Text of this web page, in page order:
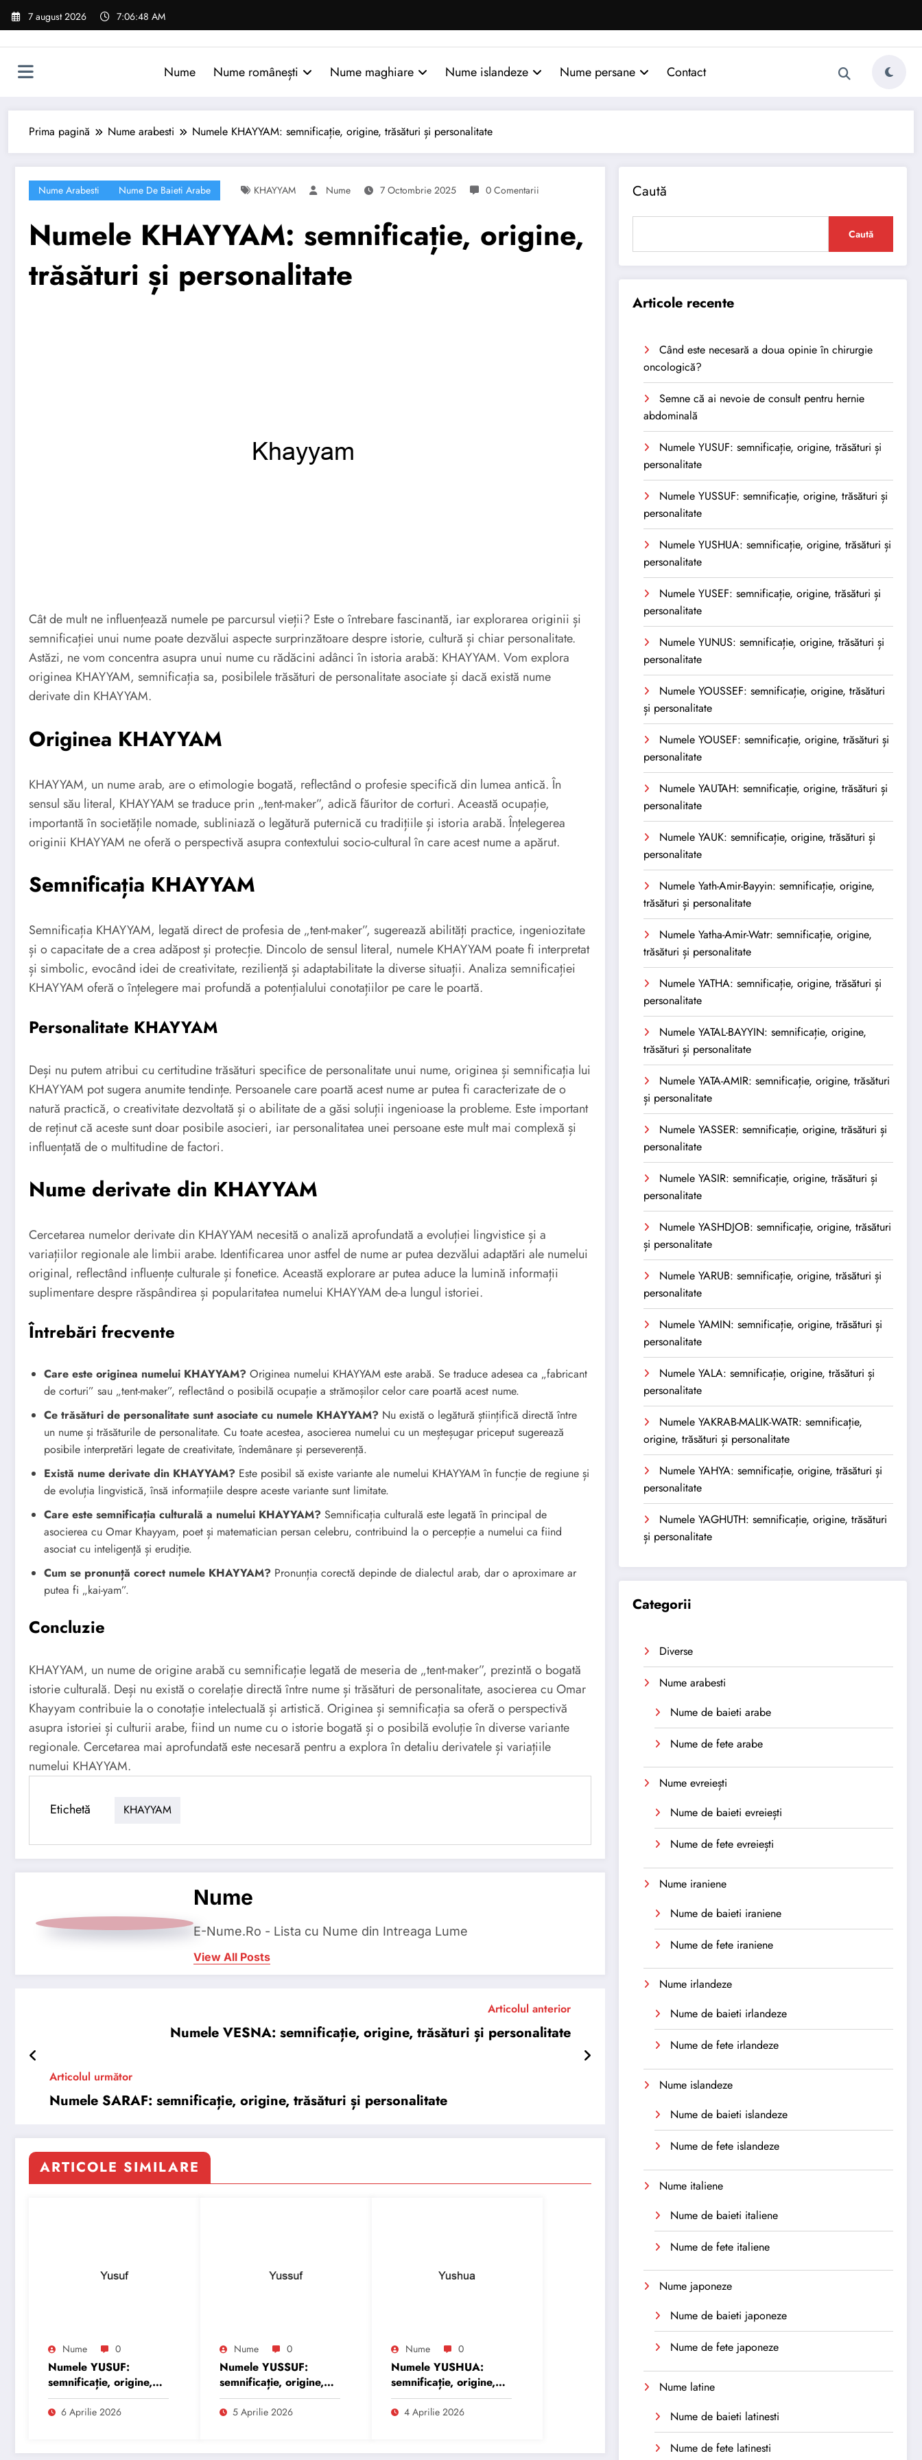
Sari
7 august 2026 7:06:49 AM
Nume Nume românești Nume maghiare Nume islandeze Nume persane Contact
Prima pagină Nume arabesti Numele KHAYYAM: semnificație, origine, trăsături și personalitate
Nume Arabesti Nume De Baieti Arabe KHAYYAM Nume 7 Octombrie 2025 0 Comentarii
Numele KHAYYAM: semnificație, origine,
trăsături și personalitate
Cât de mult ne influențează numele pe parcursul vieții? Este o întrebare fascinantă, iar explorarea originii și
semnificației unui nume poate dezvălui aspecte surprinzătoare despre istorie, cultură și chiar personalitate.
Astăzi, ne vom concentra asupra unui nume cu rădăcini adânci în istoria arabă: KHAYYAM. Vom explora
originea KHAYYAM, semnificația sa, posibilele trăsături de personalitate asociate și dacă există nume
derivate din KHAYYAM.
Originea KHAYYAM
KHAYYAM, un nume arab, are o etimologie bogată, reflectând o profesie specifică din lumea antică. În
sensul său literal, KHAYYAM se traduce prin „tent-maker”, adică făuritor de corturi. Această ocupație,
importantă în societățile nomade, subliniază o legătură puternică cu tradițiile și istoria arabă. Înțelegerea
originii KHAYYAM ne oferă o perspectivă asupra contextului socio-cultural în care acest nume a apărut.
Semnificația KHAYYAM
Semnificația KHAYYAM, legată direct de profesia de „tent-maker”, sugerează abilități practice, ingeniozitate
și o capacitate de a crea adăpost și protecție. Dincolo de sensul literal, numele KHAYYAM poate fi interpretat
și simbolic, evocând idei de creativitate, reziliență și adaptabilitate la diverse situații. Analiza semnificației
KHAYYAM oferă o înțelegere mai profundă a potențialului conotațiilor pe care le poartă.
Personalitate KHAYYAM
Deși nu putem atribui cu certitudine trăsături specifice de personalitate unui nume, originea și semnificația lui
KHAYYAM pot sugera anumite tendințe. Persoanele care poartă acest nume ar putea fi caracterizate de o
natură practică, o creativitate dezvoltată și o abilitate de a găsi soluții ingenioase la probleme. Este important
de reținut că aceste sunt doar posibile asocieri, iar personalitatea unei persoane este mult mai complexă și
influențată de o multitudine de factori.
Nume derivate din KHAYYAM
Cercetarea numelor derivate din KHAYYAM necesită o analiză aprofundată a evoluției lingvistice și a
variațiilor regionale ale limbii arabe. Identificarea unor astfel de nume ar putea dezvălui adaptări ale numelui
original, reflectând influențe culturale și fonetice. Această explorare ar putea aduce la lumină informații
suplimentare despre răspândirea și popularitatea numelui KHAYYAM de-a lungul istoriei.
Întrebări frecvente
Care este originea numelui KHAYYAM? Originea numelui KHAYYAM este arabă. Se traduce adesea ca „fabricant
de corturi” sau „tent-maker”, reflectând o posibilă ocupație a strămoșilor celor care poartă acest nume.
Ce trăsături de personalitate sunt asociate cu numele KHAYYAM? Nu există o legătură științifică directă între
un nume și trăsăturile de personalitate. Cu toate acestea, asocierea numelui cu un meșteșugar priceput sugerează
posibile interpretări legate de creativitate, îndemânare și perseverență.
Există nume derivate din KHAYYAM? Este posibil să existe variante ale numelui KHAYYAM în funcție de regiune și
de evoluția lingvistică, însă informațiile despre aceste variante sunt limitate.
Care este semnificația culturală a numelui KHAYYAM? Semnificația culturală este legată în principal de
asocierea cu Omar Khayyam, poet și matematician persan celebru, contribuind la o percepție a numelui ca fiind
asociat cu inteligență și erudiție.
Cum se pronunță corect numele KHAYYAM? Pronunția corectă depinde de dialectul arab, dar o aproximare ar
putea fi „kai-yam”.
Concluzie
KHAYYAM, un nume de origine arabă cu semnificație legată de meseria de „tent-maker”, prezintă o bogată
istorie culturală. Deși nu există o corelație directă între nume și trăsături de personalitate, asocierea cu Omar
Khayyam contribuie la o conotație intelectuală și artistică. Originea și semnificația sa oferă o perspectivă
asupra istoriei și culturii arabe, fiind un nume cu o istorie bogată și o posibilă evoluție în diverse variante
regionale. Cercetarea mai aprofundată este necesară pentru a explora în detaliu derivatele și variațiile
numelui KHAYYAM.
Etichetă KHAYYAM
Nume
E-Nume.Ro - Lista cu Nume din Intreaga Lume
View All Posts
Articolul anterior
Numele VESNA: semnificație, origine, trăsături și personalitate
Articolul următor
Numele SARAF: semnificație, origine, trăsături și personalitate
ARTICOLE SIMILARE
Nume 0
Numele YUSUF:
semnificație, origine,
trăsături și
personalitate
6 Aprilie 2026
Nume 0
Numele YUSSUF:
semnificație, origine,
trăsături și
personalitate
5 Aprilie 2026
Nume 0
Numele YUSHUA:
semnificație, origine,
trăsături și
personalitate
4 Aprilie 2026
Caută
Caută
Articole recente
Când este necesară a doua opinie în chirurgie
oncologică?
Semne că ai nevoie de consult pentru hernie
abdominală
Numele YUSUF: semnificație, origine, trăsături și
personalitate
Numele YUSSUF: semnificație, origine, trăsături și
personalitate
Numele YUSHUA: semnificație, origine, trăsături și
personalitate
Numele YUSEF: semnificație, origine, trăsături și
personalitate
Numele YUNUS: semnificație, origine, trăsături și
personalitate
Numele YOUSSEF: semnificație, origine, trăsături
și personalitate
Numele YOUSEF: semnificație, origine, trăsături și
personalitate
Numele YAUTAH: semnificație, origine, trăsături și
personalitate
Numele YAUK: semnificație, origine, trăsături și
personalitate
Numele Yath-Amir-Bayyin: semnificație, origine,
trăsături și personalitate
Numele Yatha-Amir-Watr: semnificație, origine,
trăsături și personalitate
Numele YATHA: semnificație, origine, trăsături și
personalitate
Numele YATAL-BAYYIN: semnificație, origine,
trăsături și personalitate
Numele YATA-AMIR: semnificație, origine, trăsături
și personalitate
Numele YASSER: semnificație, origine, trăsături și
personalitate
Numele YASIR: semnificație, origine, trăsături și
personalitate
Numele YASHDJOB: semnificație, origine, trăsături
și personalitate
Numele YARUB: semnificație, origine, trăsături și
personalitate
Numele YAMIN: semnificație, origine, trăsături și
personalitate
Numele YALA: semnificație, origine, trăsături și
personalitate
Numele YAKRAB-MALIK-WATR: semnificație,
origine, trăsături și personalitate
Numele YAHYA: semnificație, origine, trăsături și
personalitate
Numele YAGHUTH: semnificație, origine, trăsături
și personalitate
Categorii
Diverse
Nume arabesti
Nume de baieti arabe
Nume de fete arabe
Nume evreiești
Nume de baieti evreiești
Nume de fete evreiești
Nume iraniene
Nume de baieti iraniene
Nume de fete iraniene
Nume irlandeze
Nume de baieti irlandeze
Nume de fete irlandeze
Nume islandeze
Nume de baieti islandeze
Nume de fete islandeze
Nume italiene
Nume de baieti italiene
Nume de fete italiene
Nume japoneze
Nume de baieti japoneze
Nume de fete japoneze
Nume latine
Nume de baieti latinesti
Nume de fete latinesti